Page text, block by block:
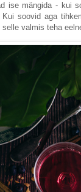
ise mängida - kui
soovid aga
valmis teha